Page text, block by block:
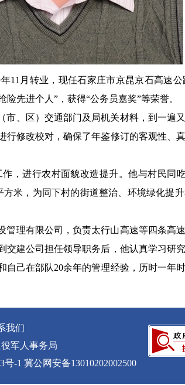
11月转业，现任石家庄市京昆京石高速
先进个人”，获得“公务员嘉奖”等荣誉。
市、区）交通部门及局机关材料，到一遍
修改校对，确保了年鉴修订的客观性、
，进行农村面貌改造提升。他与村民同
米，为同下村的街道整治、环境绿化提
管理有限公司，负责太行山高速等四条高
建公司担任领导职务后，他认真学习研
己在部队20余年的管理经验，历时一年